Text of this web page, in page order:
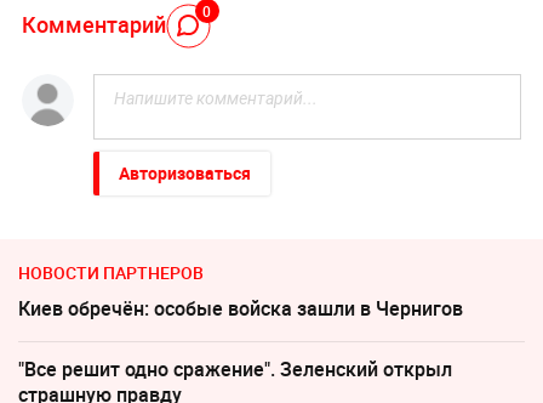
Комментарий 0
Авторизоваться
НОВОСТИ ПАРТНЕРОВ
Киев обречён: особые войска зашли в Чернигов
"Все решит одно сражение". Зеленский открыл
страшную правду